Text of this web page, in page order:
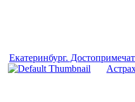
Екатеринбург.